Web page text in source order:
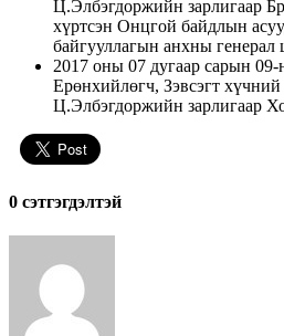
Ц.Элбэгдоржийн зарлигаар
хүртсэн Онцгой байдлын
байгууллагын анхны генерал
2017 оны 07 дугаар сарын
Ерөнхийлөгч, Зэвсэгт
Ц.Элбэгдоржийн зарлигаар
0 cэтгэгдэлтэй